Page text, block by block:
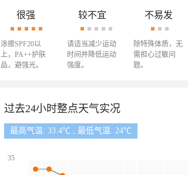
很强
涂擦SPF20以
上，PA++护肤
品，避强光。
较不宜
请适当减少运动
时间并降低运动
强度。
不易发
除特殊体质，无
需担心过敏问
题。
过去24小时整点天气实况
最高气温: 33.4℃ , 最低气温: 24℃
35